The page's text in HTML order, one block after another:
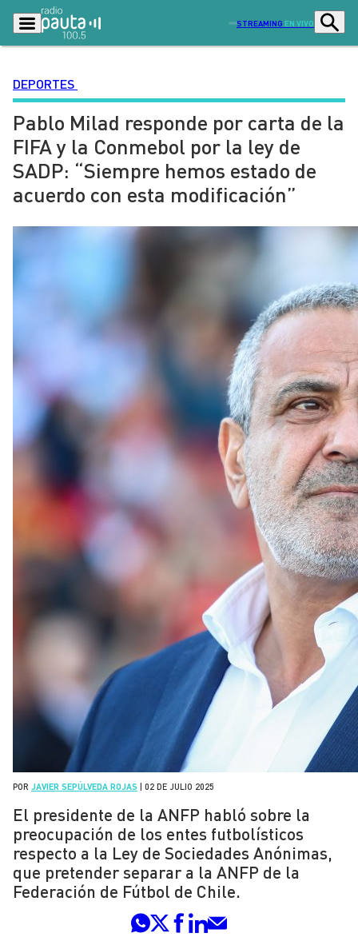
STREAMING EN VIVO
Podcasts Programas
Lo Último Actualidad
Ciudad Economía
Tendencias Deportes
Señal 2
Contenido Patrocinado
DEPORTES
Pablo Milad responde por carta de la
FIFA y la Conmebol por la ley de
SADP: “Siempre hemos estado de
acuerdo con esta modificación”
POR JAVIER SEPÚLVEDA ROJAS 02 DE JULIO 2025
El presidente de la ANFP habló sobre la
preocupación de los entes futbolísticos
respecto a la Ley de Sociedades Anónimas,
que pretender separar a la ANFP de la
Federación de Fútbol de Chile.